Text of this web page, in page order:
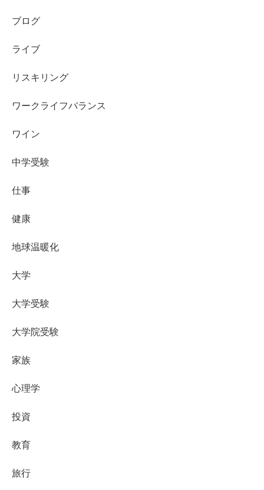
ブログ
ライブ
リスキリング
ワークライフバランス
ワイン
中学受験
仕事
健康
地球温暖化
大学
大学受験
大学院受験
家族
心理学
投資
教育
旅行